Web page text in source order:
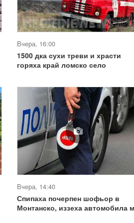
Вчера, 16:00
1500 дка сухи треви и храсти
горяха край ломско село
Вчера, 14:40
Спипаха почерпен шофьор в
Монтанско, иззеха автомобила